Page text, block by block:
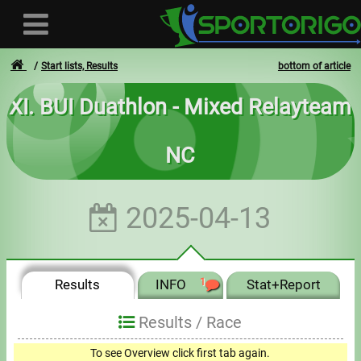
User
Login
- - -
Invoices
bottom of article
Start lists, Results
XI. BUI Duathlon - Mixed Relayteam
NC
2025-04-13
Results INFO 1 Stat+Report
Results / Race
To see Overview click first tab again.